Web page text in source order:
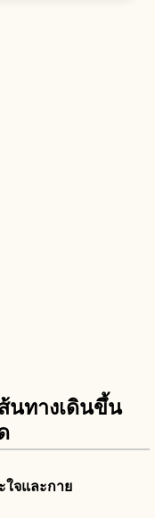
นทางเดินขึ้น
ใจและกาย